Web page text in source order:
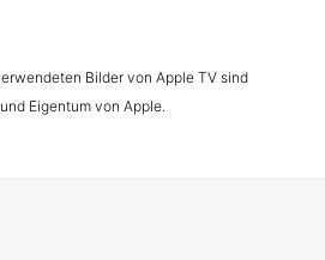
Bilder von Apple TV sind
Eigentum von Apple.